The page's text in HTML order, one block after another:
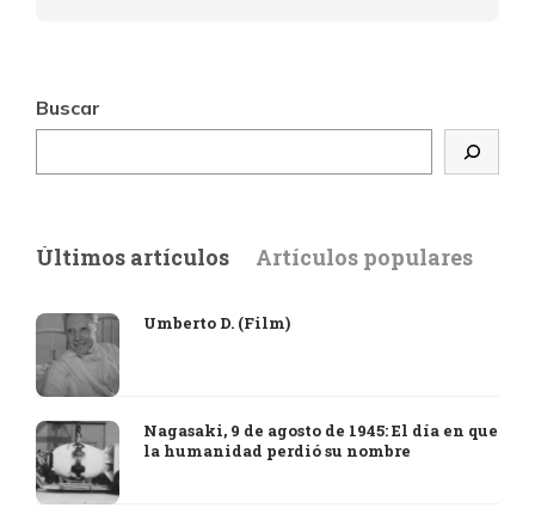
Buscar
Últimos artículos Artículos populares
Umberto D. (Film)
Nagasaki, 9 de agosto de 1945: El día en que
la humanidad perdió su nombre